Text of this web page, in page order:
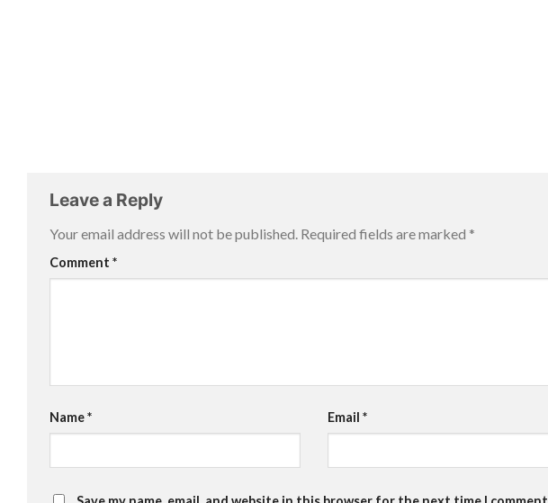
Leave a Reply
Your email address will not be published. Required fields are marked *
Comment *
Name* Email*